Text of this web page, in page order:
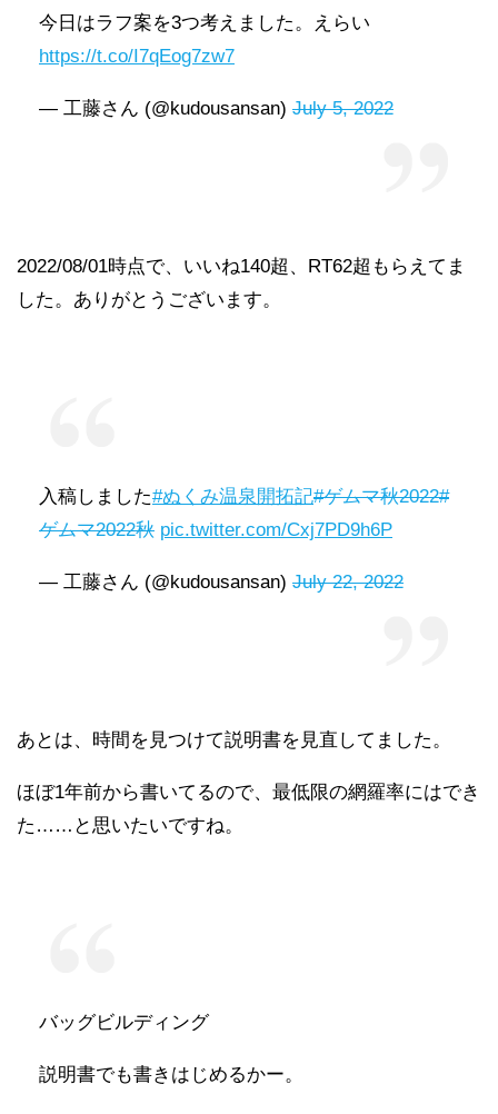
今日はラフ案を3つ考えました。えらい
https://t.co/I7qEog7zw7
— 工藤さん (@kudousansan) July 5, 2022
2022/08/01時点で、いいね140超、RT62超もらえてま
した。ありがとうございます。
入稿しました#ぬくみ温泉開拓記#ゲムマ秋2022#
ゲムマ2022秋 pic.twitter.com/Cxj7PD9h6P
— 工藤さん (@kudousansan) July 22, 2022
あとは、時間を見つけて説明書を見直してました。
ほぼ1年前から書いてるので、最低限の網羅率にはでき
た……と思いたいですね。
バッグビルディング
説明書でも書きはじめるかー。